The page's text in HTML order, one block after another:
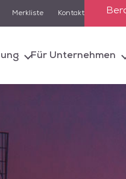
Merkliste Kontakt
Für Unternehmen